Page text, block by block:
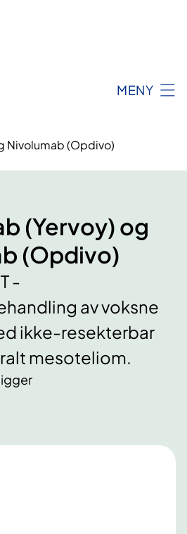
MENY
Nivolumab (Opdivo)
(Yervoy) og
(Opdivo)
-
av voksne
ikke-resekterbar
mesoteliom.